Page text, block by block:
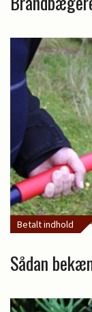
Betalt indhold
Sådan